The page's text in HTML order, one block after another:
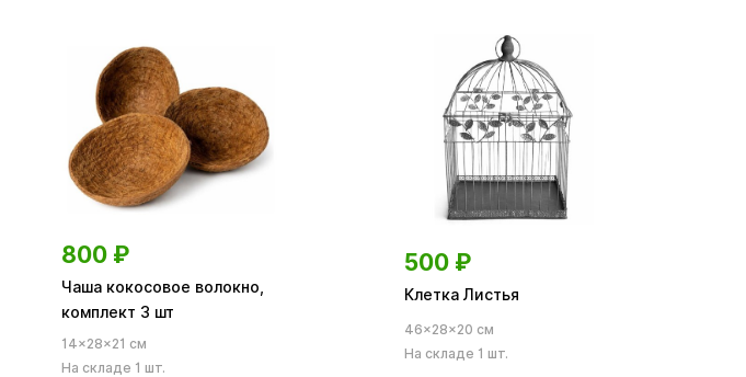
800 ₽
Чаша кокосовое волокно,
комплект 3 шт
14×28×21 см
На складе 1 шт.
500 ₽
Клетка Листья
46×28×20 см
На складе 1 шт.